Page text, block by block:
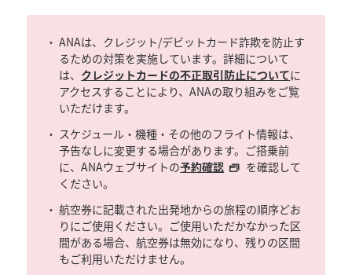
ANAは、クレジット/デビットカード詐欺を防止す
るための対策を実施しています。詳細について
は、 クレジットカードの不正取引防止についてに
アクセスすることにより、ANAの取り組みをご覧
いただけます。
スケジュール・機種・その他のフライト情報は、
予告なしに変更する場合があります。ご搭乗前
に、ANAウェブサイトの予約確認
を確認して
ください。
航空券に記載された出発地からの旅程の順序どお
りにご使用ください。ご使用いただかなかった区
間がある場合、航空券は無効になり、残りの区間
もご利用いただけません。